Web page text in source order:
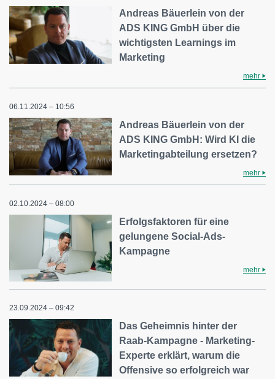
Andreas Bäuerlein von der
ADS KING GmbH über die
wichtigsten Learnings im
Marketing
mehr
06.11.2024 – 10:56
Andreas Bäuerlein von der
ADS KING GmbH: Wird KI die
Marketingabteilung ersetzen?
mehr
02.10.2024 – 08:00
Erfolgsfaktoren für eine
gelungene Social-Ads-
Kampagne
mehr
23.09.2024 – 09:42
Das Geheimnis hinter der
Raab-Kampagne - Marketing-
Experte erklärt, warum die
Offensive so erfolgreich war